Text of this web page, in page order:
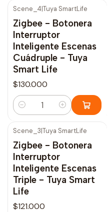
Scene_4|Tuya SmartLife
Zigbee - Botonera
Interruptor
Inteligente Escenas
Cuádruple - Tuya
Smart Life
$130.000
Cantidad
Scene_3|Tuya SmartLife
Zigbee - Botonera
Interruptor
Inteligente Escenas
Triple - Tuya Smart
Life
$121.000